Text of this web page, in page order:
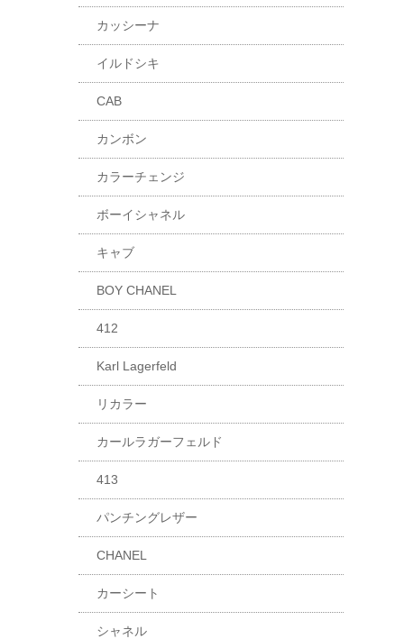
カッシーナ
イルドシキ
CAB
カンボン
カラーチェンジ
ボーイシャネル
キャブ
BOY CHANEL
412
Karl Lagerfeld
リカラー
カールラガーフェルド
413
パンチングレザー
CHANEL
カーシート
シャネル